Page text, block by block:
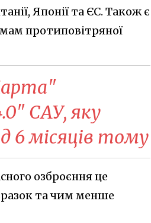
Японії та ЄС. Також є
протиповітряної
САУ, яку
6 місяців тому
озброєння це
та чим менше